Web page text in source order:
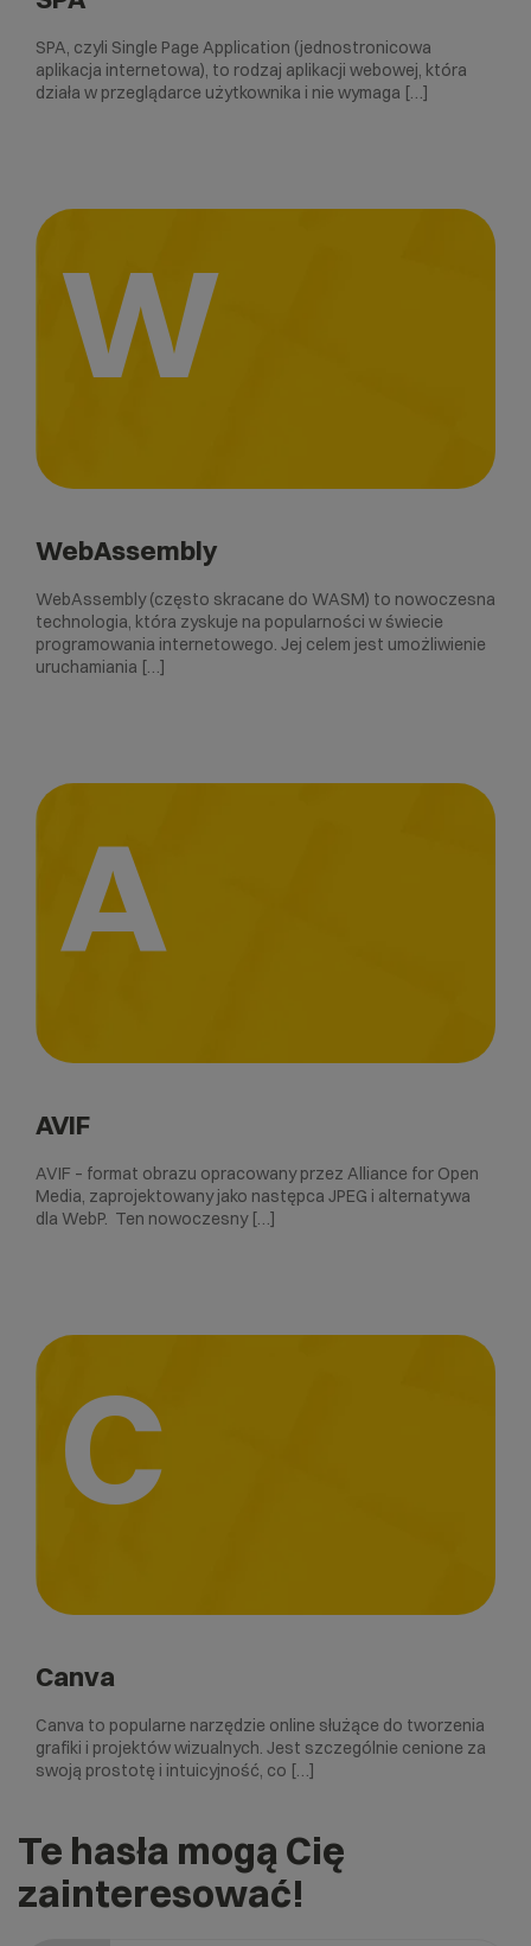
SPA, czyli Single Page Application (jednostronicowa
aplikacja internetowa), to rodzaj aplikacji webowej, która
działa w przeglądarce użytkownika i nie wymaga […]
W
WebAssembly
WebAssembly (często skracane do WASM) to nowoczesna
technologia, która zyskuje na popularności w świecie
programowania internetowego. Jej celem jest umożliwienie
uruchamiania […]
A
AVIF
AVIF – format obrazu opracowany przez Alliance for Open
Media, zaprojektowany jako następca JPEG i alternatywa
dla WebP. Ten nowoczesny […]
C
Canva
Canva to popularne narzędzie online służące do tworzenia
grafiki i projektów wizualnych. Jest szczególnie cenione za
swoją prostotę i intuicyjność, co […]
Te hasła mogą Cię
zainteresować!